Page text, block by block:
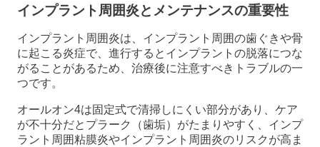
インプラント周囲炎とメンテナンスの重要性
インプラント周囲炎は、インプラント周囲の歯ぐきや骨
に起こる炎症で、進行するとインプラントの脱落につな
がることがあるため、治療後に注意すべきトラブルの一
つです。
オールオン4は固定式で清掃しにくい部分があり、ケア
が不十分だとプラーク（歯垢）がたまりやすく、インプ
ラント周囲粘膜炎やインプラント周囲炎のリスクが高ま